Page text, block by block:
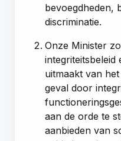
bevoegdheden,
discriminatie.
Onze Minister
integriteitsbeleid
uitmaakt van
geval door
aan de orde te
aanbieden van